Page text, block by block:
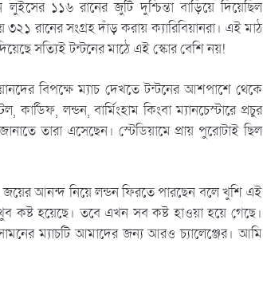
১১৬ রানের জুটি দুশ্চিন্তা বাড়িয়ে দিয়েছিল
রানের সংগ্রহ দাঁড় করায় ক্যারিবিয়ানরা। এই মাঠ
সত্যিই টন্টনের মাঠে এই স্কোর বেশি নয়!
বিপক্ষে ম্যাচ দেখতে টন্টনের আশপাশে থেকে
লন্ডন, বার্মিংহাম কিংবা ম্যানচেস্টারে প্রচুর
তারা এসেছেন। স্টেডিয়ামে প্রায় পুরোটাই ছিল
জয়ের আনন্দ নিয়ে লন্ডন ফিরতে পারছেন বলে খুশি এই
খুব কষ্ট হয়েছে। তবে এখন সব কষ্ট হাওয়া হয়ে গেছে।
ম্যাচটি আমাদের জন্য আরও চ্যালেঞ্জের। আমি